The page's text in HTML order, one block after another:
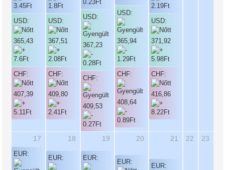
USD:
365,43
CHF:
407,39
USD:
367,51
CHF:
409,80
USD:
367,23
CHF:
409,53
USD:
365,94
CHF:
408,64
USD:
371,92
CHF:
416,86
17
EUR:
18
EUR:
19
EUR:
20
EUR:
21
EUR:
22 23